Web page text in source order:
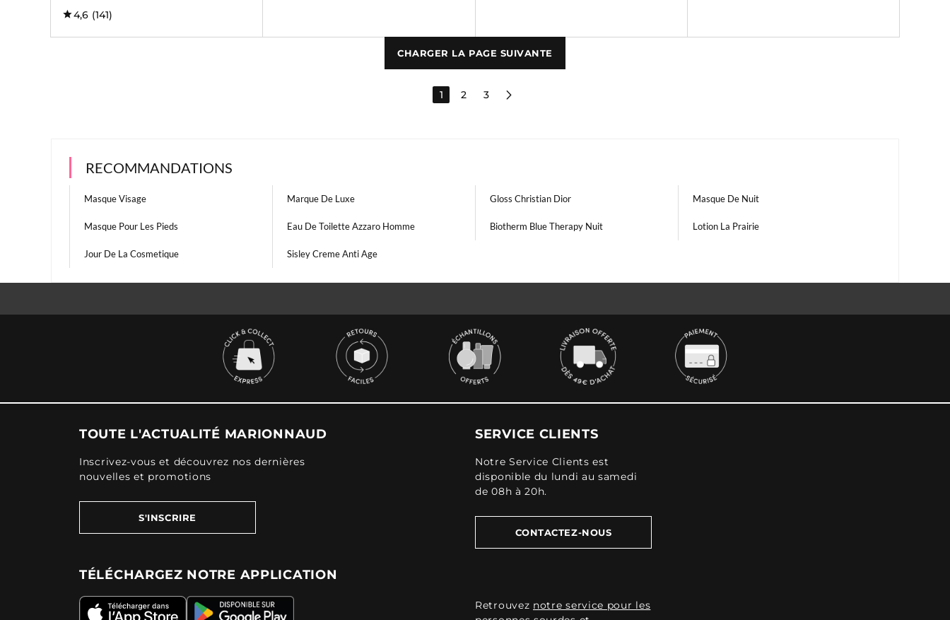
4,6 (141)
CHARGER LA PAGE SUIVANTE
1 2 3
RECOMMANDATIONS
Masque Visage Marque De Luxe Gloss Christian Dior Masque De Nuit
Masque Pour Les Pieds Eau De Toilette Azzaro Homme Biotherm Blue Therapy Nuit Lotion La Prairie
Jour De La Cosmetique Sisley Creme Anti Age
TOUTE L'ACTUALITÉ MARIONNAUD
Inscrivez-vous et découvrez nos dernières
nouvelles et promotions
S'INSCRIRE
TÉLÉCHARGEZ NOTRE APPLICATION
SERVICE CLIENTS
Notre Service Clients est
disponible du lundi au samedi
de 08h à 20h.
CONTACTEZ-NOUS
Retrouvez notre service pour les